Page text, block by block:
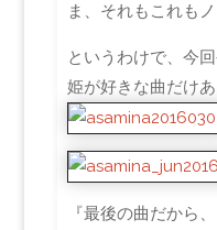
ま、それもこれも
というわけで、今
姫が好きな曲だけ
『最後の曲だから